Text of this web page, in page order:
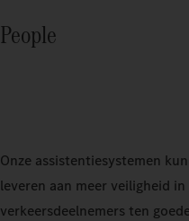
People
Onze assistentiesystemen
leveren aan meer veiligheid
verkeersdeelnemers ten